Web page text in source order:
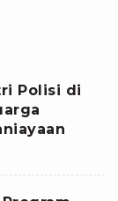
Polisi di